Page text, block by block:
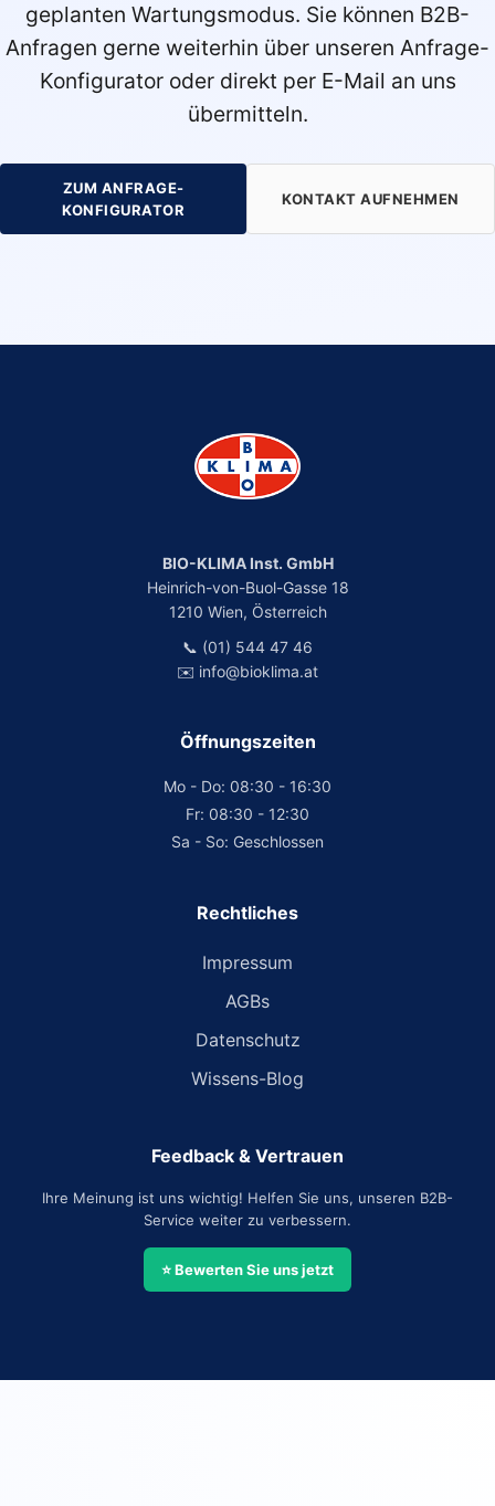
geplanten Wartungsmodus. Sie können B2B-
Anfragen gerne weiterhin über unseren Anfrage-
Konfigurator oder direkt per E-Mail an uns
übermitteln.
ZUM ANFRAGE-
KONFIGURATOR
KONTAKT AUFNEHMEN
BIO-KLIMA Inst. GmbH
Heinrich-von-Buol-Gasse 18
1210 Wien, Österreich
📞 (01) 544 47 46
✉️ info@bioklima.at
Öffnungszeiten
Mo - Do: 08:30 - 16:30
Fr: 08:30 - 12:30
Sa - So: Geschlossen
Rechtliches
Impressum
AGBs
Datenschutz
Wissens-Blog
Feedback & Vertrauen
Ihre Meinung ist uns wichtig! Helfen Sie uns, unseren B2B-
Service weiter zu verbessern.
⭐ Bewerten Sie uns jetzt